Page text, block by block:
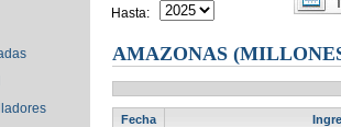
Hasta:
AMAZONAS
Fecha